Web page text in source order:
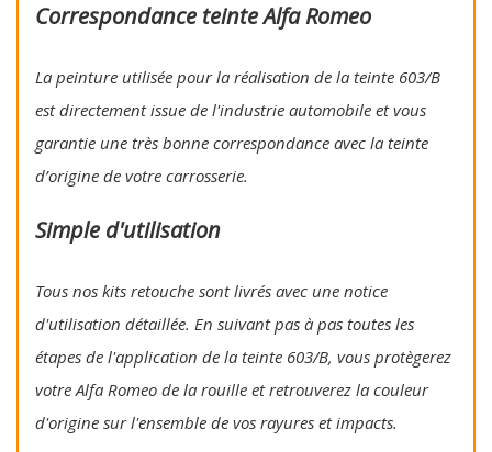
Correspondance teinte Alfa Romeo
La peinture utilisée pour la réalisation de la teinte 603/B
est directement issue de l'industrie automobile et vous
garantie une très bonne correspondance avec la teinte
d’origine de votre carrosserie.
Simple d'utilisation
Tous nos kits retouche sont livrés avec une notice
d'utilisation détaillée. En suivant pas à pas toutes les
étapes de l'application de la teinte 603/B, vous protègerez
votre Alfa Romeo de la rouille et retrouverez la couleur
d'origine sur l'ensemble de vos rayures et impacts.